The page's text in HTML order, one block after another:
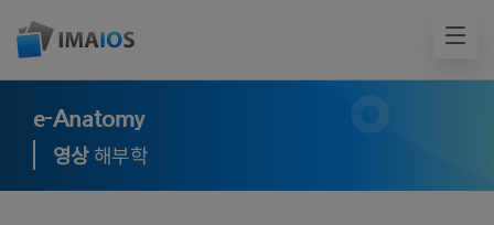
e-Anatomy
영상해부학